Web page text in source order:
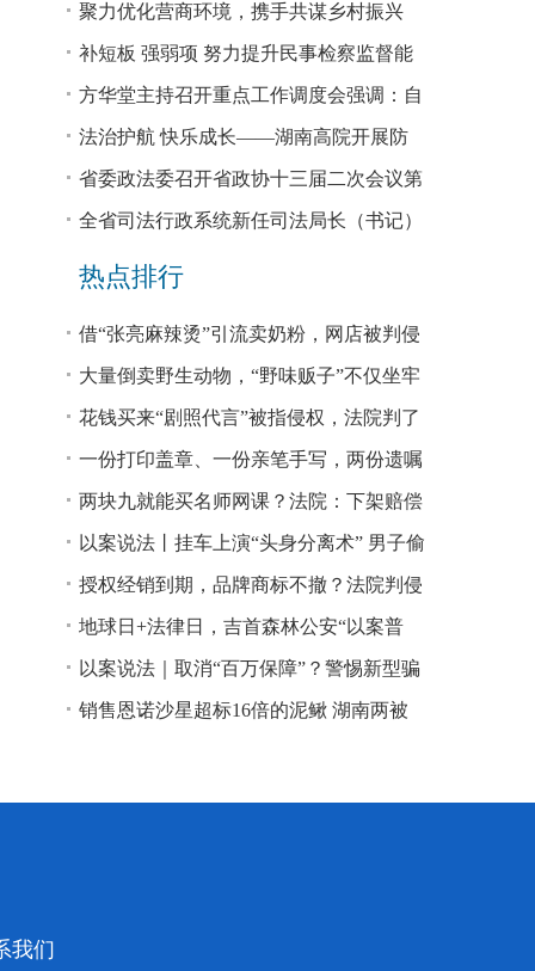
典型案例
察院、省妇联共同主办检察开放日活动
聚力优化营商环境，携手共谋乡村振兴
—— 省法院驻大坪村工作队、村“两委”干
部赴企参观学习调研
补短板 强弱项 努力提升民事检察监督能
力
方华堂主持召开重点工作调度会强调：自
我加压 砥砺奋进 推动工作更有成效 更加
出彩
法治护航 快乐成长——湖南高院开展防
欺凌、防性侵公益普法宣讲
省委政法委召开省政协十三届二次会议第
0327号提案办理座谈会
全省司法行政系统新任司法局长（书记）
培训班开班 方华堂作专题辅导
热点排行
借“张亮麻辣烫”引流卖奶粉，网店被判侵
权！
大量倒卖野生动物，“野味贩子”不仅坐牢
还得赔钱
花钱买来“剧照代言”被指侵权，法院判了
一份打印盖章、一份亲笔手写，两份遗嘱
谁说了算？
两块九就能买名师网课？法院：下架赔偿
以案说法丨挂车上演“头身分离术” 男子偷
逃高速通行费获刑
授权经销到期，品牌商标不撤？法院判侵
权！
地球日+法律日，吉首森林公安“以案普
法”
以案说法｜取消“百万保障”？警惕新型骗
局！
销售恩诺沙星超标16倍的泥鳅 湖南两被
我们